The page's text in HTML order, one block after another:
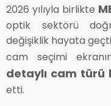
2026 yılıyla birlikte
optik sektörü
değişiklik hayata
cam seçimi
detaylı cam türü
etti.